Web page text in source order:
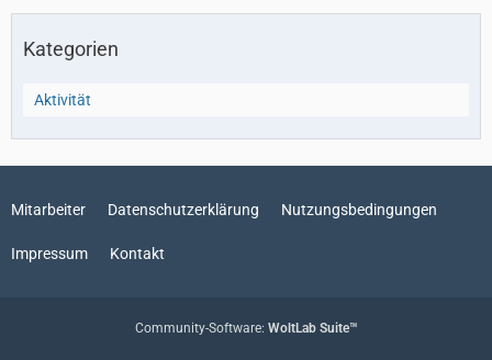
Kategorien
Aktivität
Mitarbeiter Datenschutzerklärung Nutzungsbedingungen
Impressum Kontakt
Community-Software: WoltLab Suite™